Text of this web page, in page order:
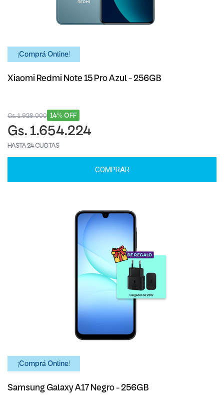
¡Comprá Online!
Xiaomi Redmi Note 15 Pro Azul - 256GB
14% OFF
Gs. 1.928.000
Gs. 1.654.224
HASTA 24 CUOTAS
COMPRAR
¡Comprá Online!
Samsung Galaxy A17 Negro - 256GB